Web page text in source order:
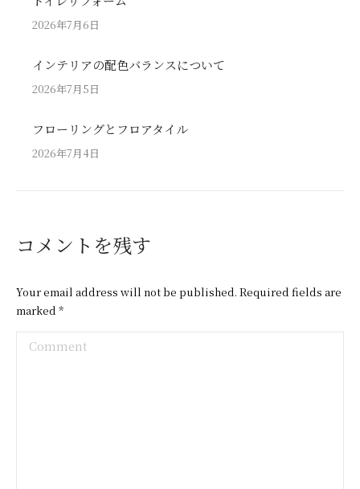
2026年7月6日
インテリアの配色バランスについて
2026年7月5日
フローリングとフロアタイル
2026年7月4日
コメントを残す
Your email address will not be published. Required fields are
marked*
Comment